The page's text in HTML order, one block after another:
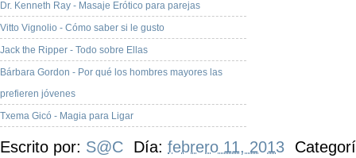
Dr. Kenneth Ray - Masaje Erótico para parejas
Vitto Vignolio - Cómo saber si le gusto
Jack the Ripper - Todo sobre Ellas
Bárbara Gordon - Por qué los hombres mayores las
prefieren jóvenes
Txema Gicó - Magia para Ligar
Escrito por: S@C Día: febrero 11, 2013